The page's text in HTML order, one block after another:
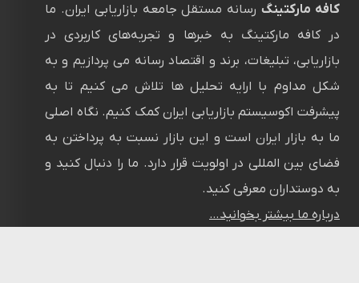
کافه مارکتینگرسانه‌ مستقل جامعه بازاریابی ایران. ما
در کافه مارکتینگ به خبرها و تجربه‌های کاربردی در
بازاریابی، تبلیغات، برند و اقتصاد رسانه می پردازیم و به
شکل مداوم با ارایه تحلیل ها تلاش می کنیم تا به
پیشرفت اکوسیستم بازاریابی ایران کمک کنیم. نگاه اصلی
ما به بازار ایران است و این بازار نسبت به پرداختن به
فضای بین المللی در اولویت قرار دارد. ما را دنبال کنید و
به دوستداران معرفی کنید.
درباره ما بیشتر بخوانید…